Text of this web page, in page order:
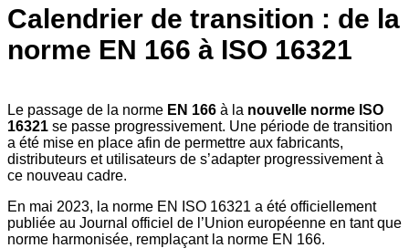
Calendrier de transition : de la
norme EN 166 à ISO 16321
Le passage de la norme EN 166 à la nouvelle norme ISO
16321 se passe progressivement. Une période de transition
a été mise en place afin de permettre aux fabricants,
distributeurs et utilisateurs de s’adapter progressivement à
ce nouveau cadre.
En mai 2023, la norme EN ISO 16321 a été officiellement
publiée au Journal officiel de l’Union européenne en tant que
norme harmonisée, remplaçant la norme EN 166.